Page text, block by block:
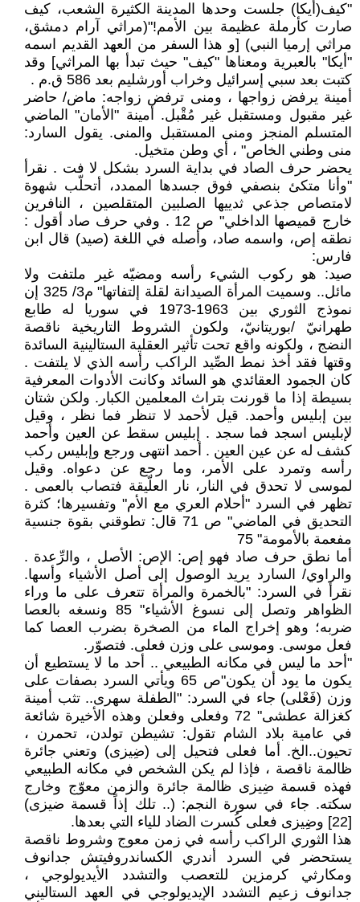
"كيف(أيكا) جلست وحدها المدينة الكثيرة الشعب، كيف
صارت كأرملة عظيمة بين الأمم!"(مراثي آرام دمشق،
مراثي إرميا النبي) [و هذا السفر من العهد القديم اسمه
"أيكا" بالعبرية ومعناها "كيف" حيث تبدأ بها المراثي] وقد
كتبت بعد سبي إسرائيل وخراب أورشليم بعد 586 ق.م .
أمينة يرفض زواجها ، ومنى ترفض زواجه: ماض/ حاضر
غير مقبول ومستقبل غير مُقْبل. أمينة "الأمان" الماضي
المتسلم المنجز ومنى المستقبل والمنى. يقول السارد:
منى وطني الخاص" ، أي وطن متخيل.
يحضر حرف الصاد في بداية السرد بشكل لا فت . نقرأ
"وأنا متكئ بنصفي فوق جسدها الممدد، أتحلّب شهوة
لامتصاص جذعي ثدييها الصلبين المتقلصين ، النافرين
خارج قميصها الداخلي" ص 12 . وفي حرف صاد أقول :
نطقه إص، واسمه صاد، وأصله في اللغة (صيد) قال ابن
فارس:
صيد: هو ركوب الشيء رأسه ومضيّه غير ملتفت ولا
مائل.. وسميت المرأة الصيدانة لقلة إلتفاتها" م3/ 325 إن
نموذج الثوري بين 1963-1973 في سوريا له طابع
طهرانيّ /بوريتانيّ، ولكون الشروط التاريخية ناقصة
النضج ، ولكونه واقع تحت تأثير العقلية الستالينية السائدة
وقتها فقد أخذ نمط الصِّيد الراكب رأسه الذي لا يلتفت .
كان الجمود العقائدي هو السائد وكانت الأدوات المعرفية
بسيطة إذا ما قورنت بتراث المعلمين الكبار. ولكن شتان
بين إبليس وأحمد. قيل لأحمد لا تنظر فما نظر ، وقيل
لإبليس اسجد فما سجد . إبليس سقط عن العين وأحمد
كشف له عن عين العين . أحمد انتهى ورجع وإبليس ركب
رأسه وتمرد على الأمر، وما رجع عن دعواه. وقيل
لموسى لا تحدق في النار، نار العلّيقة فتصاب بالعمى .
تظهر في السرد "أحلام العري مع الأم" وتفسيرها؛ كثرة
التحديق في الماضي" ص 71 قال: تطوقني بقوة جنسية
مفعمة بالأمومة" 75
أما نطق حرف صاد فهو إص: الإص: الأصل ، والرِّعدة .
والراوي/ السارد يريد الوصول إلى أصل الأشياء وأسها.
نقرأ في السرد: "بالخمرة والمرأة تتعرف على ما وراء
الظواهر وتصل إلى نسوغ الأشياء" 85 ونسغه بالعصا
ضربه؛ وهو إخراج الماء من الصخرة بضرب العصا كما
فعل موسى. وموسى على وزن فعلى. فتصوّر.
"أحد ما ليس في مكانه الطبيعي .. أحد ما لا يستطيع أن
يكون ما يود أن يكون"ص 65 ويأتي السرد بصفات على
وزن (فَعْلى) جاء في السرد: "الطفلة سهرى.. تثب أمينة
كغزالة عطشى" 72 وفعلى وفعلن وهذه الأخيرة شائعة
في عامية بلاد الشام تقول: تشيطن تولدن، تحمرن ،
تحيون..الخ. أما فعلى فتحيل إلى (ضِيزى) وتعني جائرة
ظالمة ناقصة ، فإذا لم يكن الشخص في مكانه الطبيعي
فهذه قسمة ضِيزى ظالمة جائرة والزمن معوّج وخارج
سكته. جاء في سورة النجم: (.. تلك إذاً قسمة ضيزى)
[22] وضِيزى فعلى كُسرت الضاد للياء التي بعدها.
هذا الثوري الراكب رأسه في زمن معوج وشروط ناقصة
يستحضر في السرد أندري الكساندروفيتش جدانوف
ومكارثي كرمزين للتعصب والتشدد الأيديولوجي ،
جدانوف زعيم التشدد الإيديولوجي في العهد الستاليني